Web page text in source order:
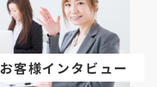
お客様インタビュー